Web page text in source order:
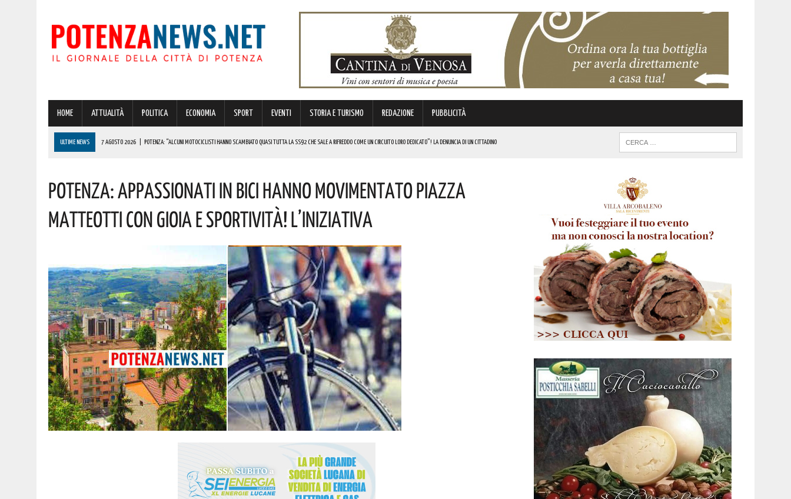
HOME ATTUALITÀ POLITICA ECONOMIA SPORT EVENTI STORIA E TURISMO REDAZIONE PUBBLICITÀ
ULTIME NEWS 7 AGOSTO 2026 POTENZA: “ALCUNI MOTOCICLISTI HANNO SCAMBIATO QUASI TUTTA LA SS92 CHE SALE A RIFREDDO COME UN CIRCUITO LORO DEDICATO”! LA DENUNCIA DI UN CITTADINO
7 AGOSTO 2026 | DALLA REGIONE VIA LIBERA ALLA REALIZZAZIONE A PICERNO E MELFI DI SISTEMI DI ACCUMULO DI ENERGIA ELETTRICA A BATTERIE. I DETTAGLI
7 AGOSTO 2026 BENZINA ANNACQUATA E GASOLIO SPORCO, UN IMPIANTO SU CINQUE NON È IN REGOLA: “IL PROBLEMA RIGUARDA L’INTERO TERRITORIO NAZIONALE”! I DETTAGLI
Potenza: Appassionati In Bici Hanno Movimentato Piazza
Matteotti Con Gioia E Sportività! L’iniziativa